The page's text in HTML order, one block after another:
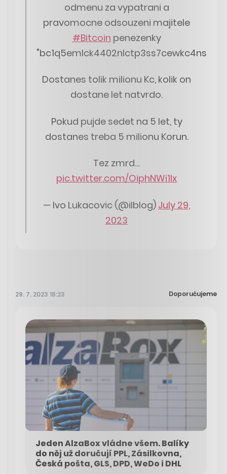
odmenu za vypatrani a
pravomocne odsouzeni majitele
#Bitcoin penezenky
Dostanes tolik milionu Kc, kolik on
dostane let natvrdo.
Pokud pujde sedet na 5 let, ty
dostanes treba 5 milionu Korun.
Tez zmrd…
pic.twitter.com/OiphNWi1Ix
— Ivo Lukacovic (@ilblog) July 29,
2023
29. 7. 2023 18:23 Doporučujeme
Jeden AlzaBox vládne všem. Balíky
do něj už doručují PPL, Zásilkovna,
Česká pošta, GLS, DPD, WeDo i DHL